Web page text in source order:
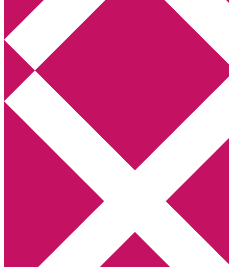
Annikas litteratur- och kulturblogg
Deckare, kriminalromaner, thrillers
Hem
Boktolva
Författarfemman
Kontakt
Webbshop Amazon
Utskriftscentralen
Min tv-blogg
You are here:Home Archives for Stephen King